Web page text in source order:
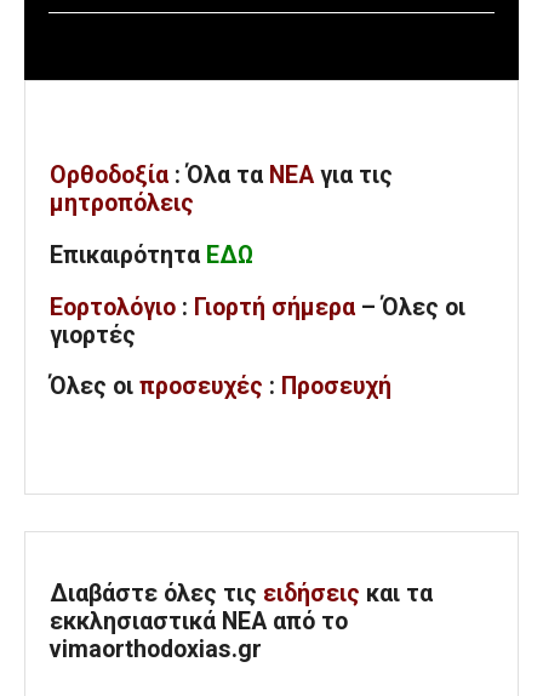
Ορθοδοξία : Όλα τα ΝΕΑ για τις
μητροπόλεις
Επικαιρότητα ΕΔΩ
Εορτολόγιο : Γιορτή σήμερα – Όλες οι
γιορτές
Όλες οι προσευχές : Προσευχή
Διαβάστε όλες τις ειδήσεις και τα
εκκλησιαστικά ΝΕΑ από το
vimaorthodoxias.gr